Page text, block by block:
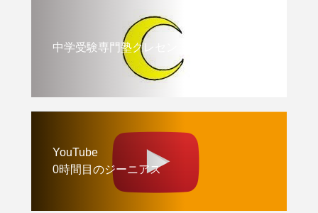
中学受験専門塾クレセント
YouTube
0時間目のジーニアス